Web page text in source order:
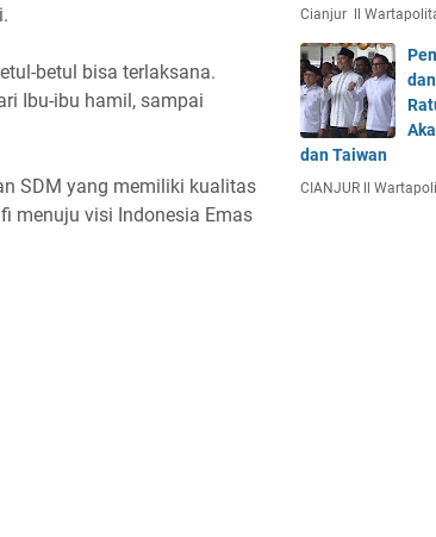
betul bisa terlaksana.
Ibu-ibu hamil, sampai
SDM yang memiliki kualitas
menuju visi Indonesia Emas
Cianjur ll
dan Taiwan
CIANJUR ll